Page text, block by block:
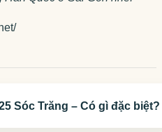
Sóc Trăng – Có gì đặc biệt?